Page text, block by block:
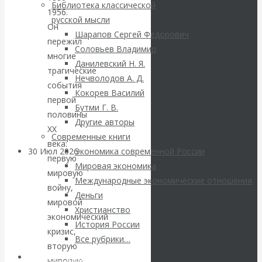
Библиотека классической
русской мысли
Шарапов Сергей Федорович
Соловьев Владимир
Данилевский Н. Я.
Нечволодов А. Д.
Кокорев Василий
Бутми Г. В.
Другие авторы
Современные книги
Экономика современной России
Мировая экономика
Международные экономические отношения
Деньги
Христианство
История России
Все рубрики…
Авторы РЭОШ
ВАлентин
Катасонов.
Саммит НАТО в
Турции: Drang
nach Osten
30 Июл 2026Банки
Валентин
Катасонов. Кто
определяет
1956.
Он
пережил
многие
трагические
события
первой
половины
ХХ
века:
первую
мировую
войну,
мировой
экономический
кризис,
вторую